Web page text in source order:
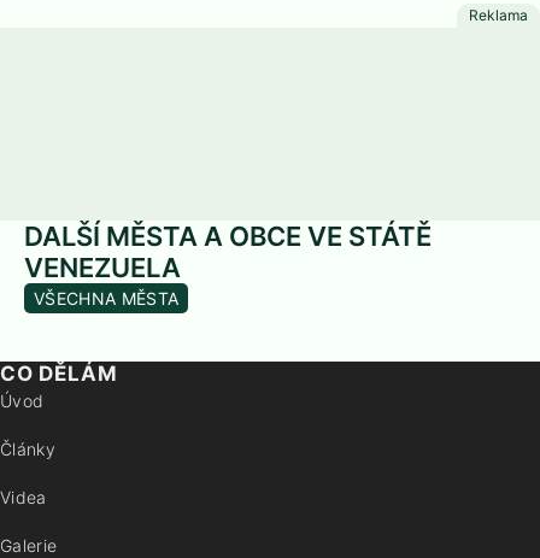
DALŠÍ MĚSTA A OBCE VE STÁTĚ
VENEZUELA
VŠECHNA MĚSTA
CO DĚLÁM
Úvod
Články
Videa
Galerie